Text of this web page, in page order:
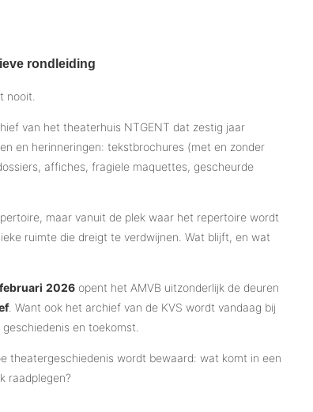
rondleiding
nooit.
van het theaterhuis NTGENT dat zestig jaar
en herinneringen: tekstbrochures (met en zonder
affiches, fragiele maquettes, gescheurde
maar vanuit de plek waar het repertoire wordt
ruimte die dreigt te verdwijnen. Wat blijft, en wat
2026 opent het AMVB uitzonderlijk de deuren
. Want ook het archief van de KVS wordt vandaag bij
en toekomst.
theatergeschiedenis wordt bewaard: wat komt in een
raadplegen?